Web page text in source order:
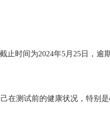
止时间为2024年5月25日，逾
在测试前的健康状况，特别是